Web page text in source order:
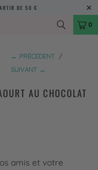
DE 50 €
0
← PRÉCÉDENT
/
SUIVANT →
AU CHOCOLAT
amis et votre